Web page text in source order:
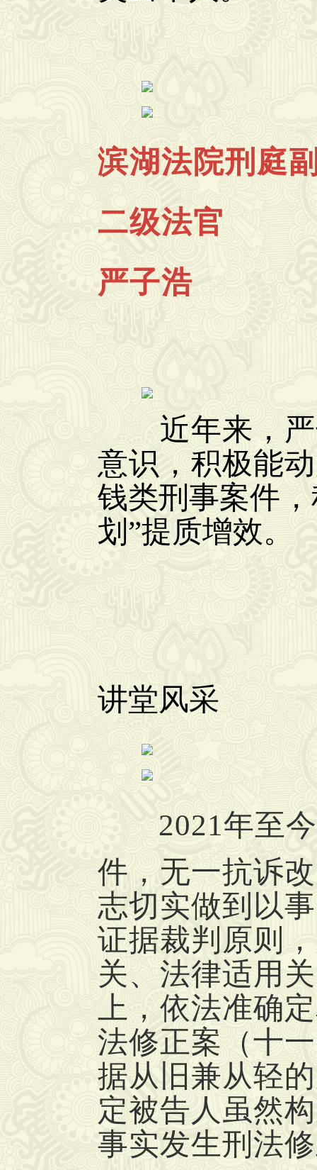
滨湖法院刑庭
二级法官
严子浩
近年来，严
意识，积极能
钱类刑事案件
划”提质增效。
讲堂风采
2021年至
件，无一抗诉
志切实做到以
证据裁判原则
关、法律适用
上，依法准确
法修正案（十
据从旧兼从轻
定被告人虽然
事实发生刑法